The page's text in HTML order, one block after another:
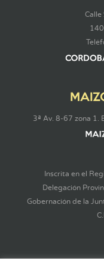
Calle
3ª Av. 8-67 zona 1.
Inscrita en el
Delegación
Gobernación de la